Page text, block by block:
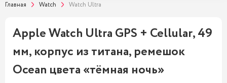
Главная Watch Watch Ultra
Apple Watch Ultra GPS + Cellular, 49
мм, корпус из титана, ремешок
Ocean цвета «тёмная ночь»